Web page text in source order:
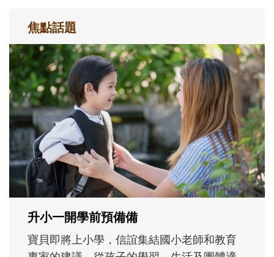
焦點話題
和孩子一起長大的那個男人│讀懂父親的
不同模樣
沒有人天生就擅長當爸爸！男人總是在一次
次「前所未有」的體驗中，跟著孩子一起長
大。從給予安全感的肢體遊戲，到獨立自
主、角色認同及解決問題的能力養成。爸爸
正嘗試用不同的模樣，參與孩子每個重要的